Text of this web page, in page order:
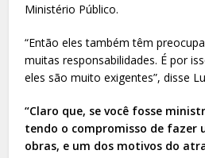
Ministério Público.
“Então eles também têm
muitas responsabilidades. É por
eles são muito exigentes”, disse
“Claro que, se você fosse
tendo o compromisso de fazer
obras, e um dos motivos do